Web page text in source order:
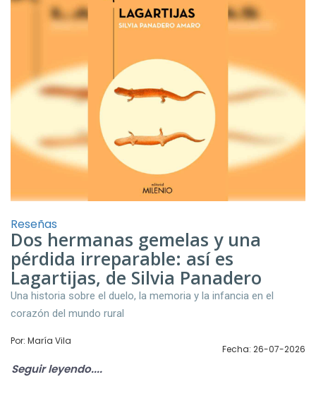
Reseñas
Dos hermanas gemelas y una
pérdida irreparable: así es
Lagartijas, de Silvia Panadero
Una historia sobre el duelo, la memoria y la infancia en el
corazón del mundo rural
Por: María Vila
Fecha: 26-07-2026
Seguir leyendo....